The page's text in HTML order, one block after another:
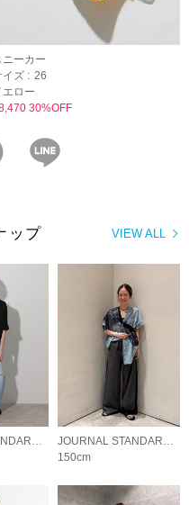
ニーカー
イズ : 26
エロー
30%OFF
facebook
VIEW ALL
ップ
JOURNAL STANDARD relume LADYS
JOURNAL STANDARD relume LADYS
150cm